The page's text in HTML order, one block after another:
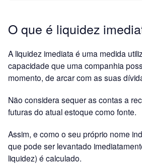
O que é liquidez
A liquidez imediata é uma medida
capacidade que uma companhia
momento, de arcar com as suas
Não considera sequer as contas a
futuras do atual estoque como fonte.
Assim, e como o seu próprio nome
que pode ser levantado
liquidez) é calculado.